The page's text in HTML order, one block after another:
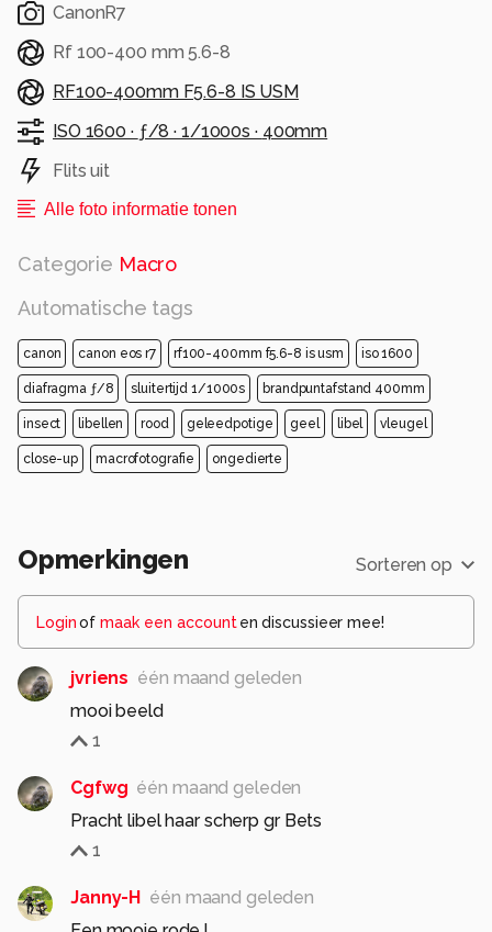
CanonR7
Rf 100-400 mm 5.6-8
RF100-400mm F5.6-8 IS USM
ISO 1600 · ƒ/8 · 1/1000s · 400mm
Flits uit
Alle foto informatie tonen
Categorie Macro
Automatische tags
canon canon eos r7 rf100-400mm f5.6-8 is usm iso 1600
diafragma ƒ/8 sluitertijd 1/1000s brandpuntafstand 400mm
insect libellen rood geleedpotige geel libel vleugel
close-up macrofotografie ongedierte
Opmerkingen Sorteren op
Loginof maak een account en discussieer mee!
jvriens één maand geleden
mooi beeld
1
Cgfwg één maand geleden
Pracht libel haar scherp gr Bets
1
Janny-H
één maand geleden